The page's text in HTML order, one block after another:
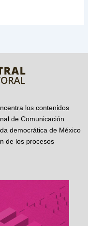
los contenidos
de Comunicación
democrática de México
de los procesos